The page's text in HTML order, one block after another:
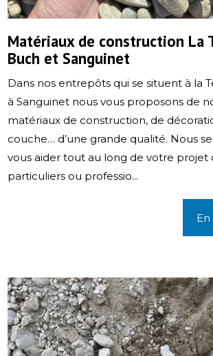
Matériaux de construction La
Buch et Sanguinet
Dans nos entrepôts qui se situent à la
à Sanguinet nous vous proposons de
matériaux de construction, de
couche… d’une grande qualité. Nous
vous aider tout au long de votre projet
particuliers ou professio...